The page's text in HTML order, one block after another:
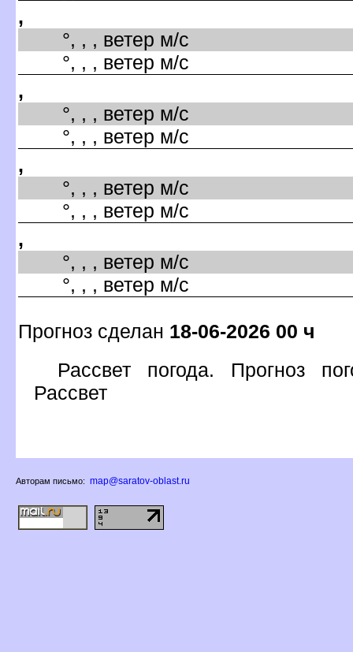
,
°, , , ветер м/с
°, , , ветер м/с
,
°, , , ветер м/с
°, , , ветер м/с
,
°, , , ветер м/с
°, , , ветер м/с
,
°, , , ветер м/с
°, , , ветер м/с
Прогноз сделан 18-06-2026 00 ч
Рассвет погода. Прогноз
Рассвет
Авторам письмо: map@saratov-oblast.ru